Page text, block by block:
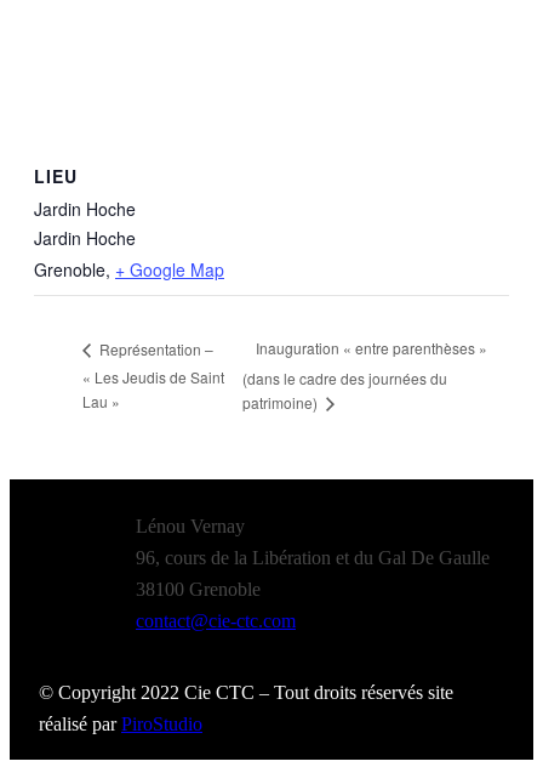
LIEU
Jardin Hoche
Jardin Hoche
Grenoble, + Google Map
Représentation –
« Les Jeudis de Saint
Lau »
Inauguration « entre parenthèses »
(dans le cadre des journées du
patrimoine)
Lénou Vernay
96, cours de la Libération et du Gal De Gaulle
38100 Grenoble
contact@cie-ctc.com
© Copyright 2022 Cie CTC – Tout droits réservés site
réalisé parPiroStudio